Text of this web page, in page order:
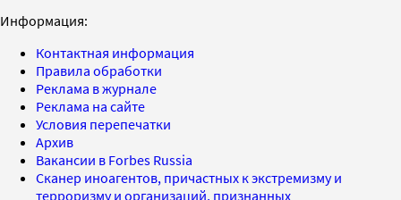
Информация:
Контактная информация
Правила обработки
Реклама в журнале
Реклама на сайте
Условия перепечатки
Архив
Вакансии в Forbes Russia
Сканер иноагентов, причастных к экстремизму и
терроризму и организаций, признанных